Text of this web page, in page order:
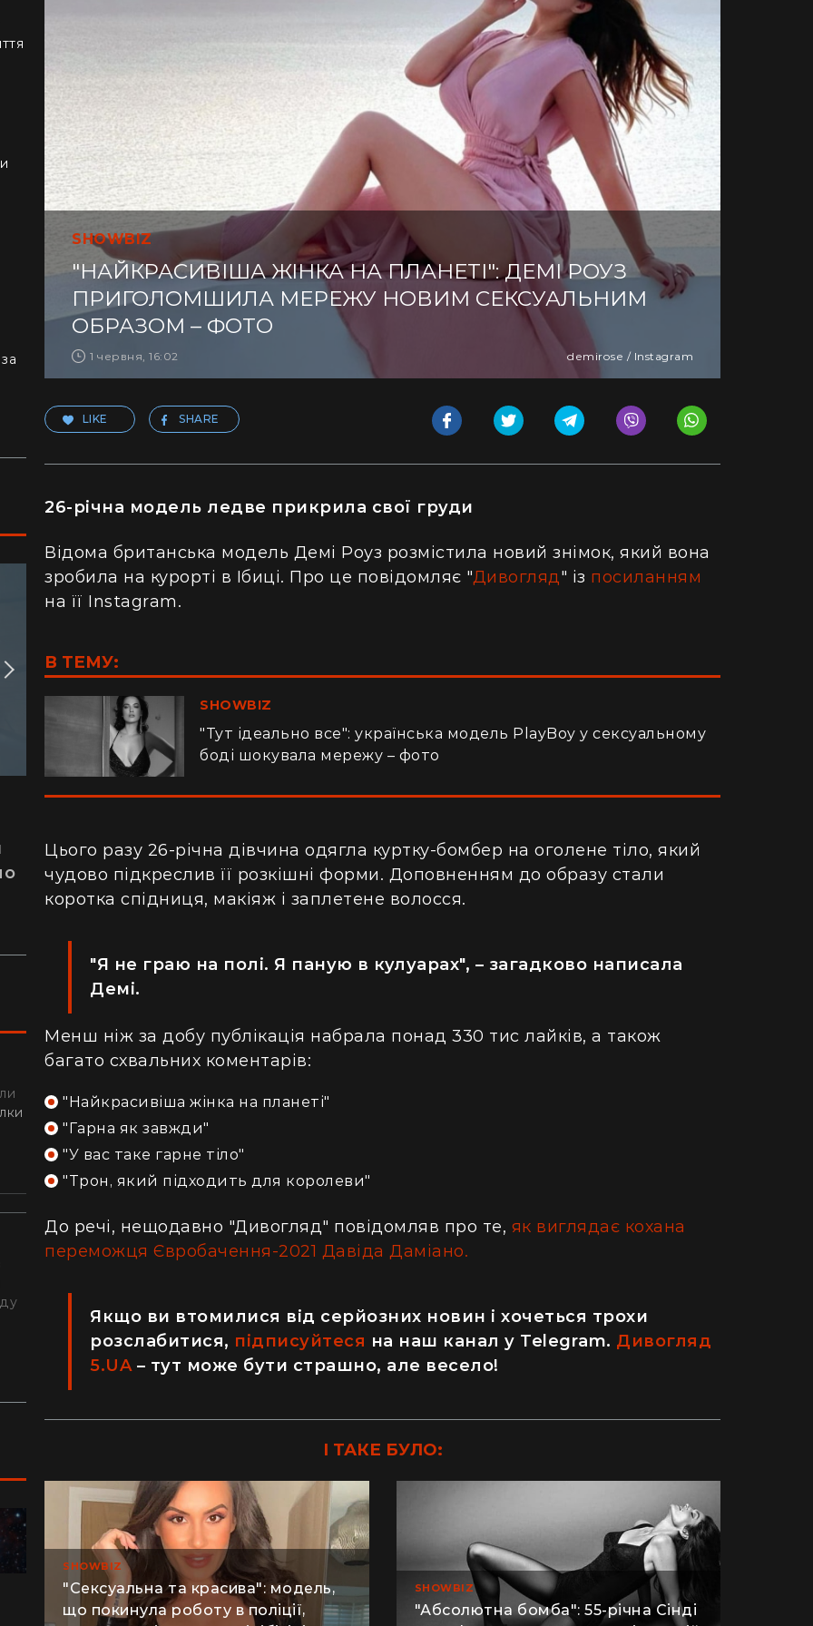
ПОДОРОЖІ
"Я відчув, як трясеться земля": перед
ДІМ
"Жодну рослину не посаджу": як кияни
SHOWBIZ
"НАЙКРАСИВІША ЖІНКА НА ПЛАНЕТІ": ДЕМІ РОУЗ
ПРИГОЛОМШИЛА МЕРЕЖУ НОВИМ СЕКСУАЛЬНИМ
ОБРАЗОМ – ФОТО
1 червня, 16:02 demirose / Instagram
LIKE SHARE
26-річна модель ледве прикрила свої груди
Відома британська модель Демі Роуз розмістила новий знімок, який вона
зробила на курорті в Ібиці. Про це повідомляє "Дивогляд" із посиланням
на її Instagram.
В ТЕМУ:
SHOWBIZ
"Тут ідеально все": українська модель PlayBoy у сексуальному
боді шокувала мережу – фото
Цього разу 26-річна дівчина одягла куртку-бомбер на оголене тіло, який
чудово підкреслив її розкішні форми. Доповненням до образу стали
коротка спідниця, макіяж і заплетене волосся.
"Я не граю на полі. Я паную в кулуарах", – загадково написала
Демі.
Менш ніж за добу публікація набрала понад 330 тис лайків, а також
багато схвальних коментарів:
"Найкрасивіша жінка на планеті"
"Гарна як завжди"
"У вас таке гарне тіло"
"Трон, який підходить для королеви"
До речі, нещодавно "Дивогляд" повідомляв про те, як виглядає кохана
переможця Євробачення-2021 Давіда Даміано.
Якщо ви втомилися від серйозних новин і хочеться трохи
розслабитися, підписуйтеся на наш канал у Telegram. Дивогляд
5.UA– тут може бути страшно, але весело!
І ТАКЕ БУЛО:
SHOWBIZ
"Сексуальна та красива": модель,
що покинула роботу в поліції,
SHOWBIZ
"Абсолютна бомба": 55-річна Сінді